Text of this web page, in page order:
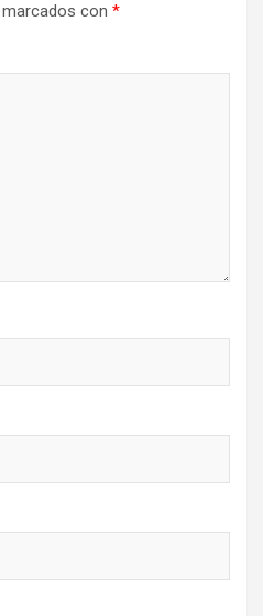
con *